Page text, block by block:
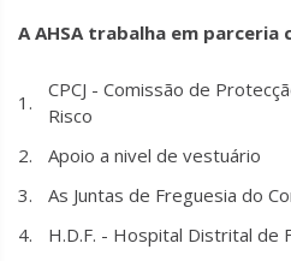
A AHSA trabalha em parceria
CPCJ - Comissão de
Risco
Apoio a nivel de vestuário
As Juntas de Freguesia do
H.D.F. - Hospital Distrital de